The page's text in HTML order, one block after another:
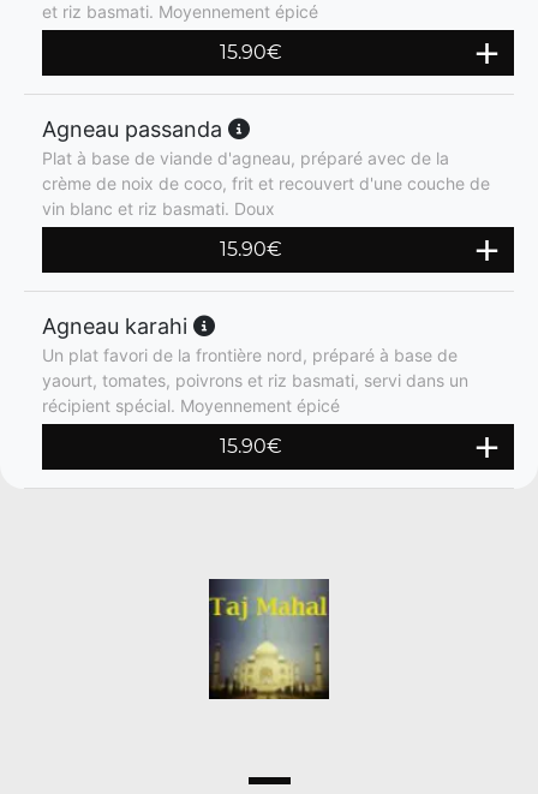
et riz basmati. Moyennement épicé
15.90€
Agneau passanda
Plat à base de viande d'agneau, préparé avec de la
crème de noix de coco, frit et recouvert d'une couche de
vin blanc et riz basmati. Doux
15.90€
Agneau karahi
Un plat favori de la frontière nord, préparé à base de
yaourt, tomates, poivrons et riz basmati, servi dans un
récipient spécial. Moyennement épicé
15.90€